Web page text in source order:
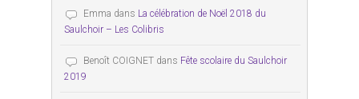
Emma dans La célébration de Noël 2018 du
Saulchoir – Les Colibris
Benoît COIGNET dans Fête scolaire du Saulchoir
2019